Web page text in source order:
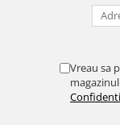
Vreau sa